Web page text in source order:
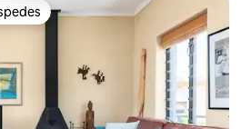
entre huéspedes